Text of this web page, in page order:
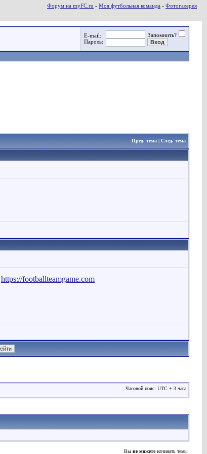
Форум на myFC.ru - Моя футбольная команда - Фотогалерея
E-mail:
Пароль:
Запомнить?
Пред. тема | След. тема
https://footballteamgame.com
Часовой пояс: UTC + 3 часа
Вы не можетеначинать темы